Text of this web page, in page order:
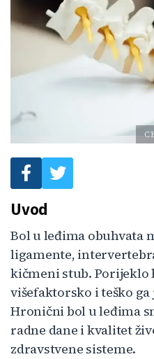
Uvod
Bol u leđima obuhvata
ligamente,
kičmeni stub. Porijeklo
višefaktorsko i teško
Hronični bol u leđima
radne dane i kvalitet
zdravstvene sisteme.